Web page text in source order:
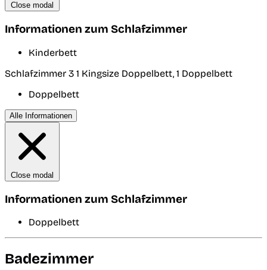
Close modal
Informationen zum Schlafzimmer
Kinderbett
Schlafzimmer 3 1 Kingsize Doppelbett, 1 Doppelbett
Doppelbett
Alle Informationen
Close modal
Informationen zum Schlafzimmer
Doppelbett
Badezimmer